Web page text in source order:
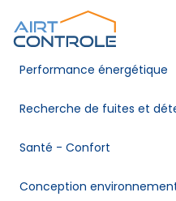
Performance énergétique
Recherche de fuites et
Santé - Confort
Conception
Le